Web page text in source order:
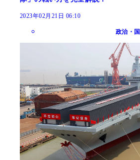
2023年02月21日 06:10
政治・